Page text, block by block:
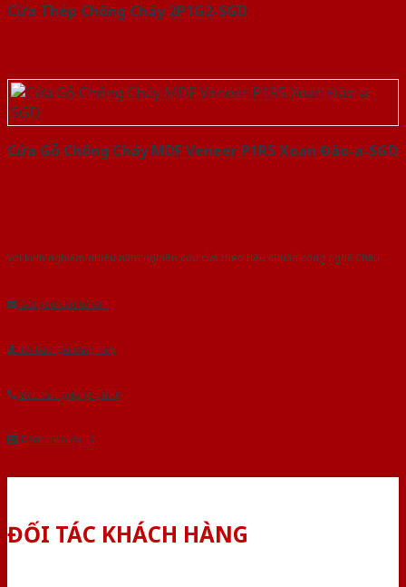
Cửa Thép Chống Cháy 2P1G2-SGD
Cửa Gỗ Chống Cháy MDF Veneer P1R5 Xoan Đào-a-SGD
Với kinh nghiệm nhiêu năm nghiên cứu cửa theo tiêu chuẩn công nghệ Châu
Gửi yêu cầu tư vấn
Tải báo giá tổng hợp
Yêu cầu gọi lại (3 phút)
Dành cho đại lý
ĐỐI TÁC KHÁCH HÀNG